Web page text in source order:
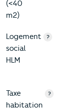
(<40
m2)
Logement
social
HLM
?
Taxe
habitation
?